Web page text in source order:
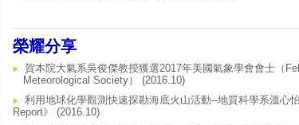
榮耀分享
賀本院大氣系吳俊傑教授獲選2017年美國氣象學會會士（
Meteorological Society） (2016.10)
利用地球化學觀測快速探勘海底火山活動--地質科學系溫
Report》 (2016.10)